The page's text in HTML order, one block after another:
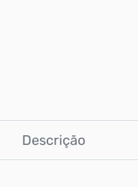
Descrição